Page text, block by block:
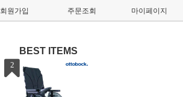
회원가입 주문조회 마이페이지
BEST ITEMS
2